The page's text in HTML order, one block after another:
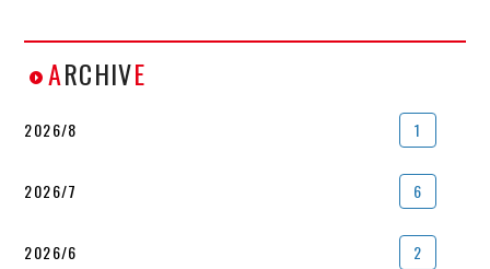
ARCHIVE
2026/8 1
2026/7 6
2026/6 2